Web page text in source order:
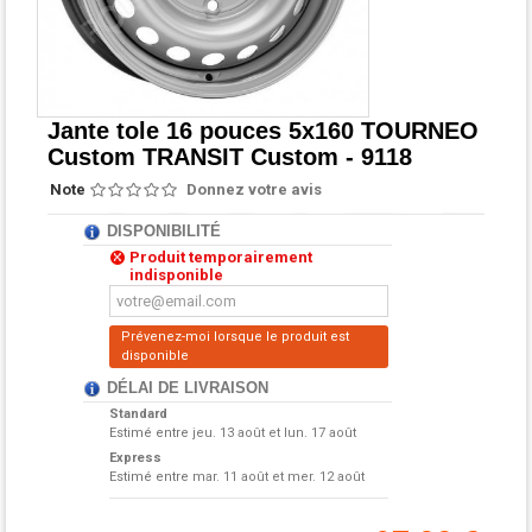
Jante tole 16 pouces 5x160 TOURNEO
Custom TRANSIT Custom - 9118
Note Donnez votre avis
DISPONIBILITÉ
Produit temporairement
indisponible
Prévenez-moi lorsque le produit est
disponible
DÉLAI DE LIVRAISON
Standard
Estimé entre jeu. 13 août et lun. 17 août
Express
Estimé entre mar. 11 août et mer. 12 août